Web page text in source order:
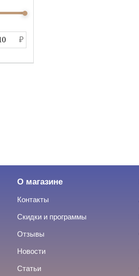
О магазине
Контакты
Скидки и программы
Отзывы
Новости
Статьи